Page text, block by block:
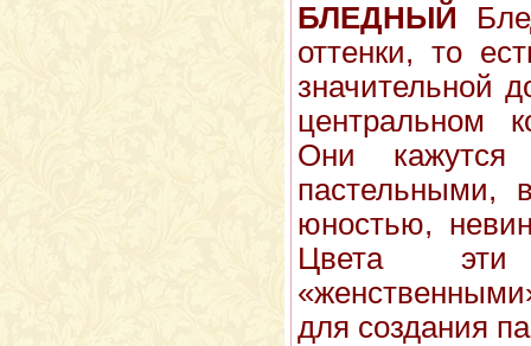
БЛЕДНЫЙ
оттенки, то
значительной
центральном
Они
пастельными,
юностью,
Цвета эти
для создания